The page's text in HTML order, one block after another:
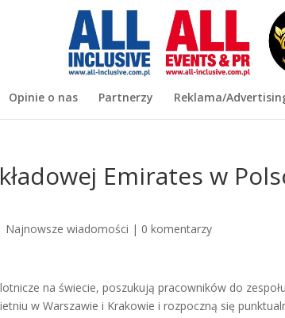
Opinie o nas Partnerzy Reklama/
Emirates w
Najnowsze wiadomości | 0 komentarzy
na świecie, poszukują pracowników do
w Warszawie i Krakowie i rozpoczną się